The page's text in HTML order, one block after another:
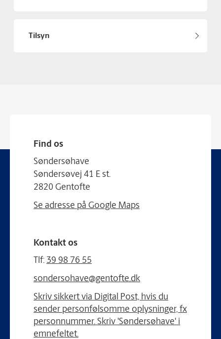
Tilsyn
Find os
Søndersøhave
Søndersøvej 41 E st.
2820 Gentofte
Se adresse på Google Maps
Kontakt os
Tlf: 39 98 76 55
sondersohave@gentofte.dk
Skriv sikkert via Digital Post, hvis du
sender personfølsomme oplysninger, fx
personnummer. Skriv 'Søndersøhave' i
emnefeltet.